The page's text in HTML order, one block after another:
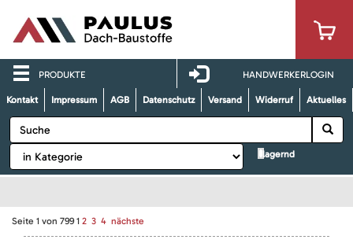
PRODUKTE HANDWERKERLOGIN
Kontakt Impressum AGB Datenschutz Versand Widerruf Aktuelles
lagernd
Seite 1 von 799 1 2 3 4 nächste